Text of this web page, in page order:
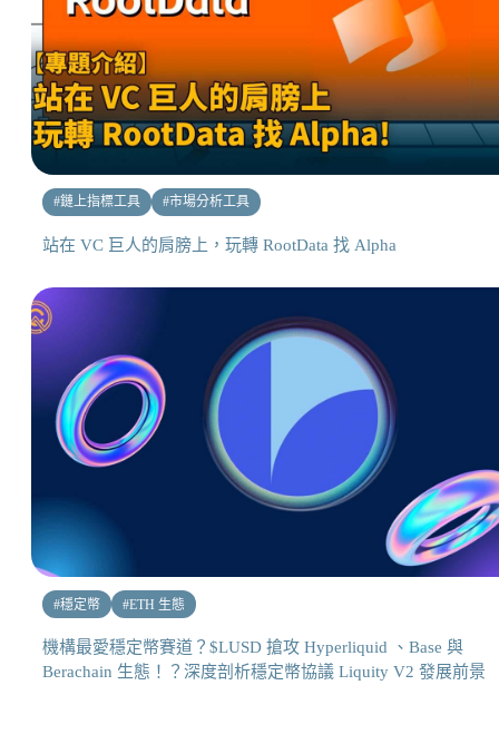
#鏈上指標工具 #市場分析工具
站在 VC 巨人的肩膀上，玩轉 RootData 找 Alpha
#穩定幣 #ETH 生態
機構最愛穩定幣賽道？$LUSD 搶攻 Hyperliquid 、Base 與
Berachain 生態！？深度剖析穩定幣協議 Liquity V2 發展前景